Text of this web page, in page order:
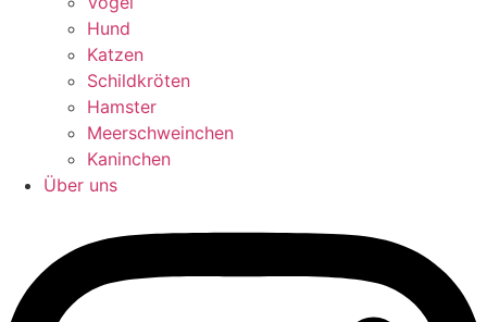
Hund
Katzen
Schildkröten
Hamster
Meerschweinchen
Kaninchen
Über uns